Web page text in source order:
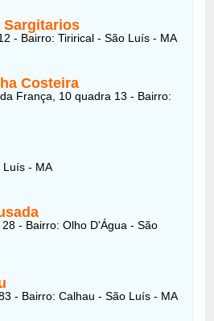
Sargitarios
- Bairro: Tirirical - São Luís - MA
Costeira
França, 10 quadra 13 - Bairro:
Luís - MA
- Bairro: Olho D'Água - São
- Bairro: Calhau - São Luís - MA